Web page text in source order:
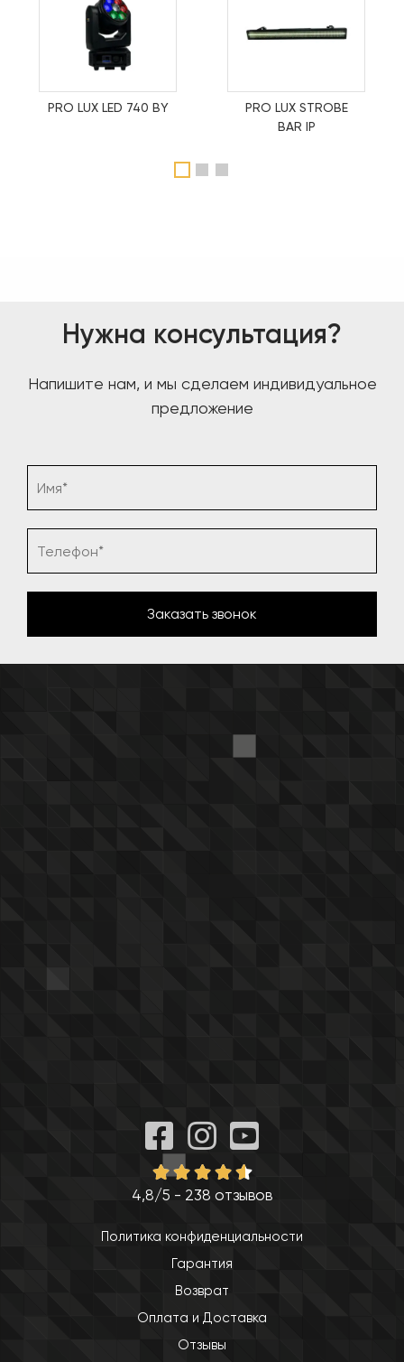
PRO LUX LED 740 BY
PRO LUX STROBE
BAR IP
Нужна консультация?
Напишите нам, и мы сделаем индивидуальное
предложение
4,8/5 - 238 отзывов
Политика конфиденциальности
Гарантия
Возврат
Оплата и Доставка
Отзывы